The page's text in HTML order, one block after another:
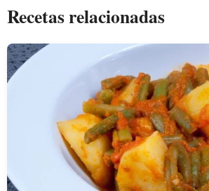
Recetas relacionadas